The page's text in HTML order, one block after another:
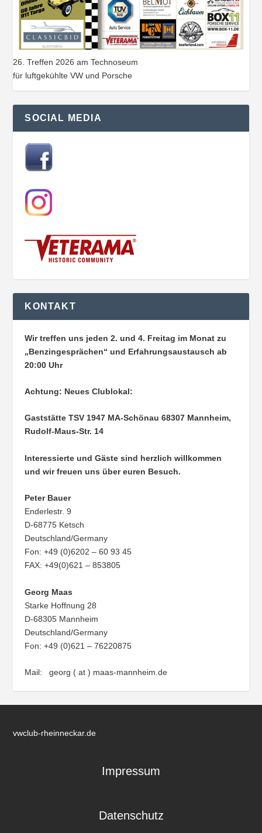
26. Treffen 2026 am Technoseum
für luftgekühlte VW und Porsche
SOCIAL MEDIA
KONTAKT
Wir treffen uns jeden 2. und 4. Freitag im Monat zu
„Benzingesprächen“ und Erfahrungsaustausch ab
20:00 Uhr
Achtung: Neues Clublokal:
Gaststätte TSV 1947 MA-Schönau68307 Mannheim,
Rudolf-Maus-Str. 14
Interessierte und Gäste sind herzlich willkommen
und wir freuen uns über euren Besuch.
Peter Bauer
Enderlestr. 9
D-68775 Ketsch
Deutschland/Germany
Fon: +49 (0)6202 – 60 93 45
FAX: +49(0)621 – 853805
Georg Maas
Starke Hoffnung 28
D-68305 Mannheim
Deutschland/Germany
Fon: +49 (0)621 – 76220875
Mail: georg ( at ) maas-mannheim.de
vwclub-rheinneckar.de
Impressum
Datenschutz